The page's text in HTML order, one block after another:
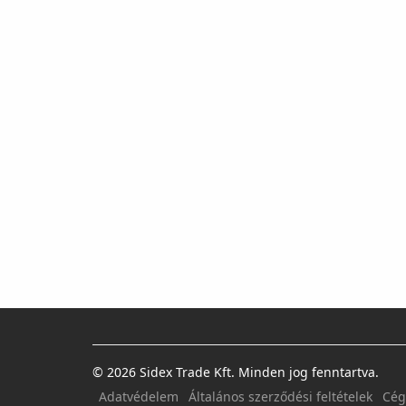
© 2026 Sidex Trade Kft. Minden jog fenntartva.
Adatvédelem
Általános szerződési feltételek